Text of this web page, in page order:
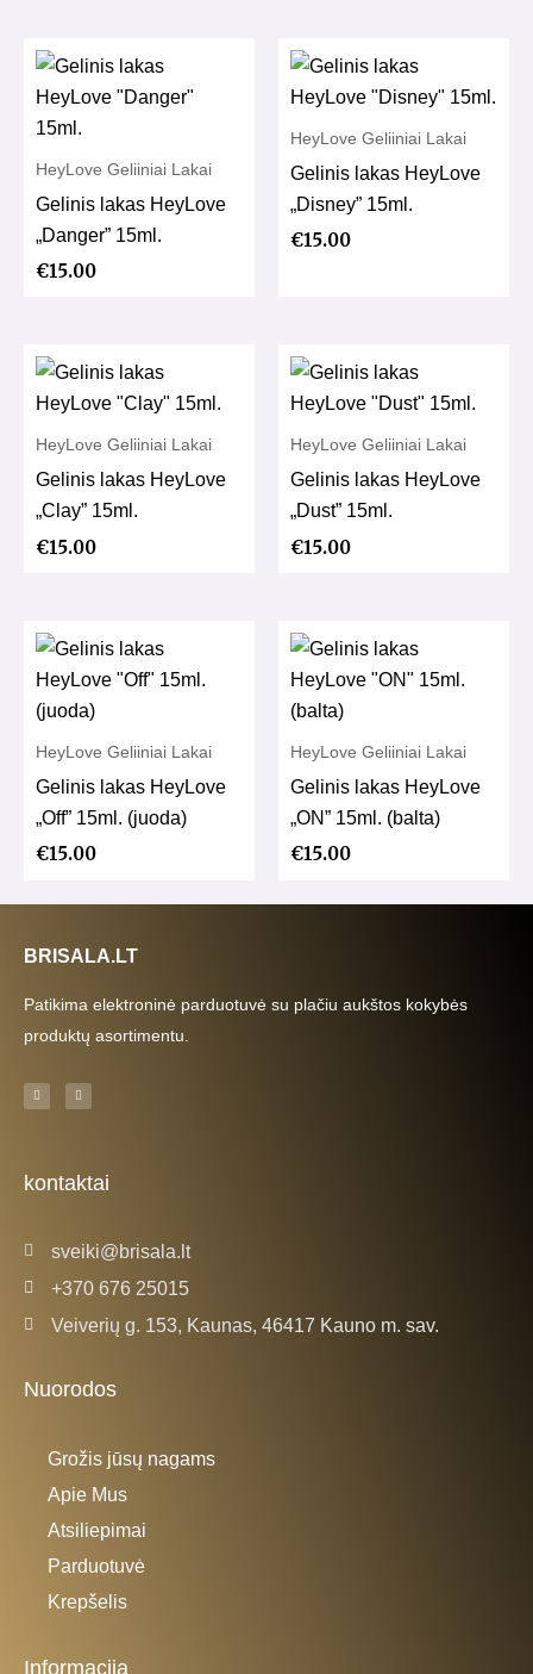
HeyLove Geliiniai Lakai
Gelinis lakas HeyLove
„Danger” 15ml.
€15.00
HeyLove Geliiniai Lakai
Gelinis lakas HeyLove
„Disney” 15ml.
€15.00
HeyLove Geliiniai Lakai
Gelinis lakas HeyLove
„Clay” 15ml.
€15.00
HeyLove Geliiniai Lakai
Gelinis lakas HeyLove
„Dust” 15ml.
€15.00
HeyLove Geliiniai Lakai
Gelinis lakas HeyLove
„Off” 15ml. (juoda)
€15.00
HeyLove Geliiniai Lakai
Gelinis lakas HeyLove
„ON” 15ml. (balta)
€15.00
BRISALA.LT
Patikima elektroninė parduotuvė su plačiu aukštos kokybės
produktų asortimentu.
F
a
c
-
f
I
n
s
m
kontaktai
sveiki@brisala.lt
+370 676 25015
Veiverių g. 153, Kaunas, 46417 Kauno m. sav.
Nuorodos
Grožis jūsų nagams
Apie Mus
Atsiliepimai
Parduotuvė
Krepšelis
Informacija